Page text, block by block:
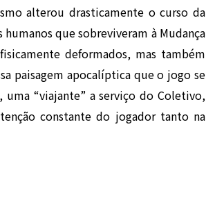
alterou drasticamente o curso da
que sobreviveram à Mudança
deformados, mas também
paisagem apocalíptica que o jogo se
“viajante” a serviço do Coletivo,
constante do jogador tanto na